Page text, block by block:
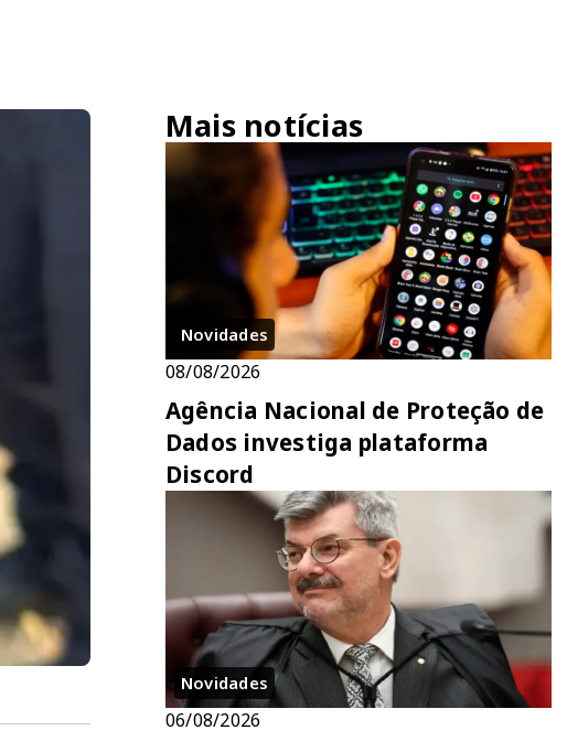
Mais notícias
Novidades
08/08/2026
Agência Nacional de Proteção de
Dados investiga plataforma
Discord
Novidades
06/08/2026